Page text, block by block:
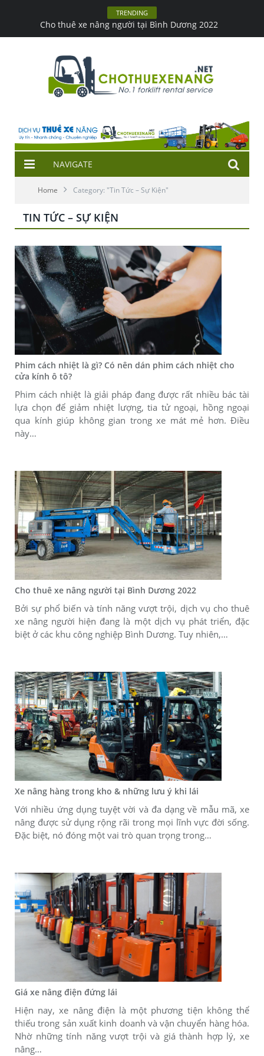
TRENDING
Cho thuê xe nâng người tại Bình Dương 2022
NAVIGATE
Home Category: "Tin Tức – Sự Kiện"
TIN TỨC – SỰ KIỆN
Phim cách nhiệt là gì? Có nên dán phim cách nhiệt cho
cửa kính ô tô?
Phim cách nhiệt là giải pháp đang được rất nhiều bác tài
lựa chọn để giảm nhiệt lượng, tia tử ngoại, hồng ngoại
qua kính giúp không gian trong xe mát mẻ hơn. Điều
này…
Cho thuê xe nâng người tại Bình Dương 2022
Bởi sự phổ biến và tính năng vượt trội, dịch vụ cho thuê
xe nâng người hiện đang là một dịch vụ phát triển, đặc
biệt ở các khu công nghiệp Bình Dương. Tuy nhiên,…
Xe nâng hàng trong kho & những lưu ý khi lái
Với nhiều ứng dụng tuyệt vời và đa dạng về mẫu mã, xe
nâng được sử dụng rộng rãi trong mọi lĩnh vực đời sống.
Đặc biệt, nó đóng một vai trò quan trọng trong…
Giá xe nâng điện đứng lái
Hiện nay, xe nâng điện là một phương tiện không thể
thiếu trong sản xuất kinh doanh và vận chuyển hàng hóa.
Nhờ những tính năng vượt trội và giá thành hợp lý, xe
nâng…